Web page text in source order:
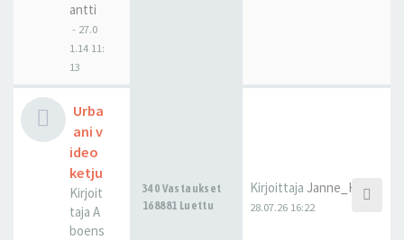
antti
- 27.0
1.14 11:
13
Urba
ani v
ideo
ketju
Kirjoit
taja A
boens
340 Vastaukset
168881 Luettu
Kirjoittaja Janne_H
28.07.26 16:22